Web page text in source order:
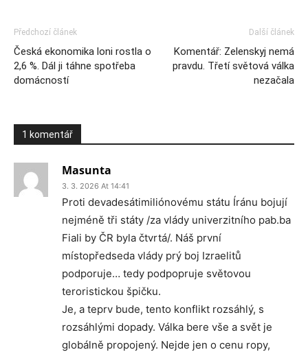
Předchozí článek
Česká ekonomika loni rostla o
2,6 %. Dál ji táhne spotřeba
domácností
Další článek
Komentář: Zelenskyj nemá
pravdu. Třetí světová válka
nezačala
1 komentář
Masunta
3. 3. 2026 At 14:41
Proti devadesátimiliónovému státu Íránu bojují
nejméně tři státy /za vlády univerzitního pab.ba
Fiali by ČR byla čtvrtá/. Náš první
místopředseda vlády prý boj Izraelitů
podporuje… tedy podpopruje světovou
teroristickou špičku.
Je, a teprv bude, tento konflikt rozsáhlý, s
rozsáhlými dopady. Válka bere vše a svět je
globálně propojený. Nejde jen o cenu ropy,